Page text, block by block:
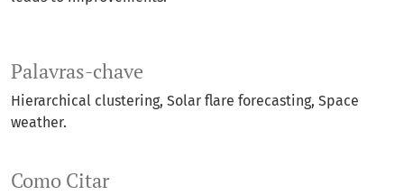
Palavras-chave
Hierarchical clustering Solar flare forecasting Space
weather.
Como Citar